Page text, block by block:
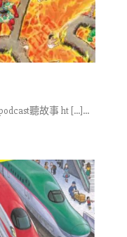
聽故事 ht […]...